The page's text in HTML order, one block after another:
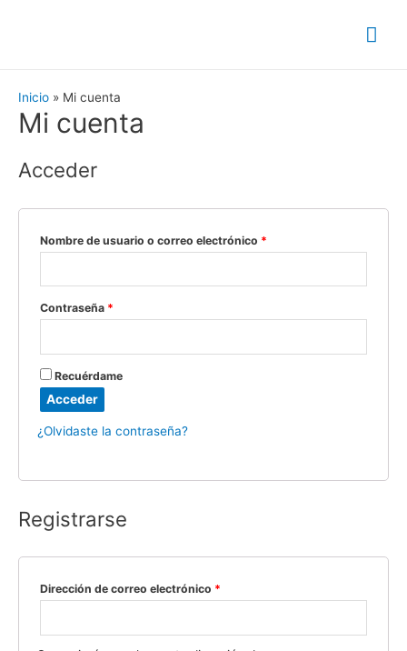
Inicio Mi cuenta
Mi cuenta
Acceder
Nombre de usuario o correo electrónico *
Contraseña *
Recuérdame
Acceder
¿Olvidaste la contraseña?
Registrarse
Dirección de correo electrónico *